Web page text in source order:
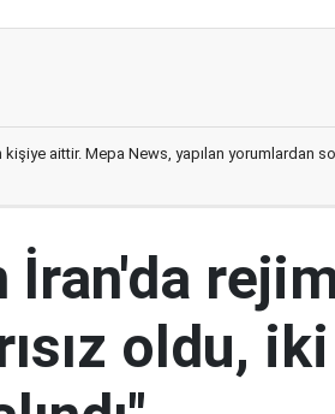
aittir. Mepa News, yapılan yorumlardan
İran'da
oldu,